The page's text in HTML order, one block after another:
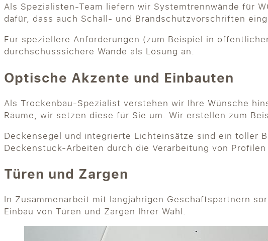
Als Spezialisten-Team liefern wir Systemtrennwände für
dafür, dass auch Schall- und Brandschutzvorschriften
Für speziellere Anforderungen (zum Beispiel in
durchschusssichere Wände als Lösung an.
Optische Akzente und Einbauten
Als Trockenbau-Spezialist verstehen wir Ihre Wünsche
Räume, wir setzen diese für Sie um. Wir erstellen zum
Deckensegel und integrierte Lichteinsätze sind ein toller
Deckenstuck-Arbeiten durch die Verarbeitung von
Türen und Zargen
In Zusammenarbeit mit langjährigen Geschäftspartnern
Einbau von Türen und Zargen Ihrer Wahl.